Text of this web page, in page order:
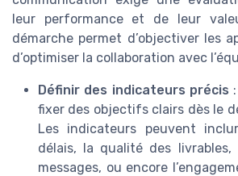
leur performance et de leur
démarche permet d’objectiver les
d’optimiser la collaboration avec
Définir des indicateurs précis
fixer des objectifs clairs dès le
Les indicateurs peuvent
délais, la qualité des
messages, ou encore